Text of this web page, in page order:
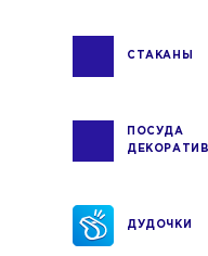
СТАКАНЫ
ПОСУДА
ДУДОЧКИ